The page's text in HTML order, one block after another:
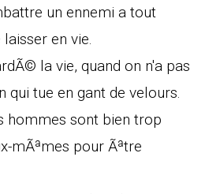
un ennemi a tout
en vie.
la vie, quand on n'a pas
qui tue en gant de velours.
hommes sont bien trop
mÃªmes pour Ãªtre